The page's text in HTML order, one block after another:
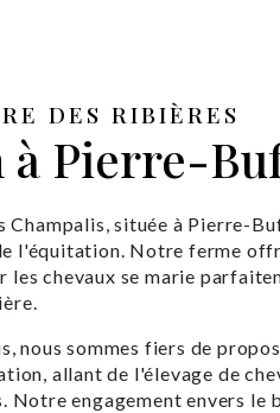
DES RIBIÈRES
Pierre-
Champalis, située à Pierre-
l'équitation. Notre ferme
les chevaux se marie
nous sommes fiers de
allant de l'élevage de
Notre engagement envers le